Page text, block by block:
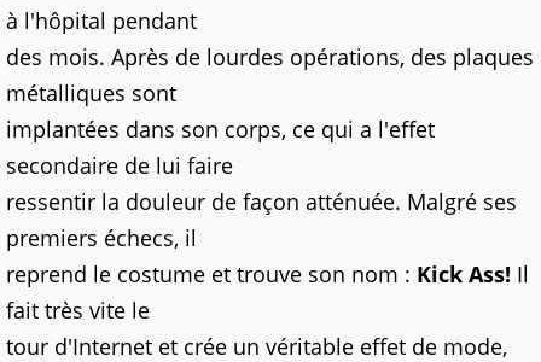
à l'hôpital pendant
des mois. Après de lourdes opérations, des plaques
métalliques sont
implantées dans son corps, ce qui a l'effet
secondaire de lui faire
ressentir la douleur de façon atténuée. Malgré ses
premiers échecs, il
reprend le costume et trouve son nom : Kick Ass! Il
fait très vite le
tour d'Internet et crée un véritable effet de mode,